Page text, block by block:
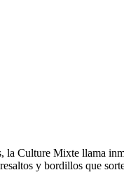
la Culture Mixte llama
y bordillos que